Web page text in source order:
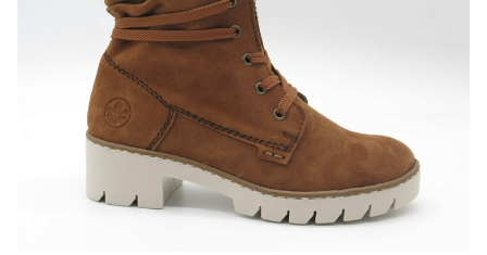
Nijhuisschoenen